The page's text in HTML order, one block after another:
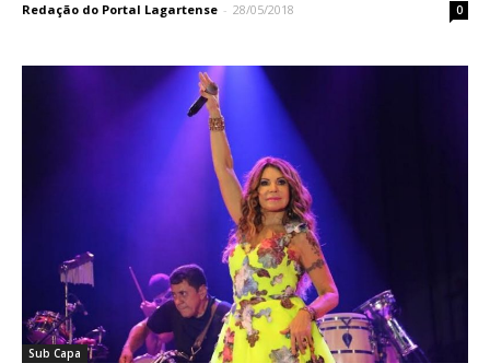
Redação do Portal Lagartense - 28/05/2018 0
Sub Capa